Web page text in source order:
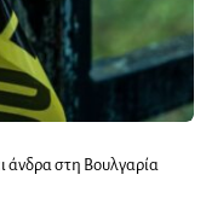
άνδρα στη Βουλγαρία